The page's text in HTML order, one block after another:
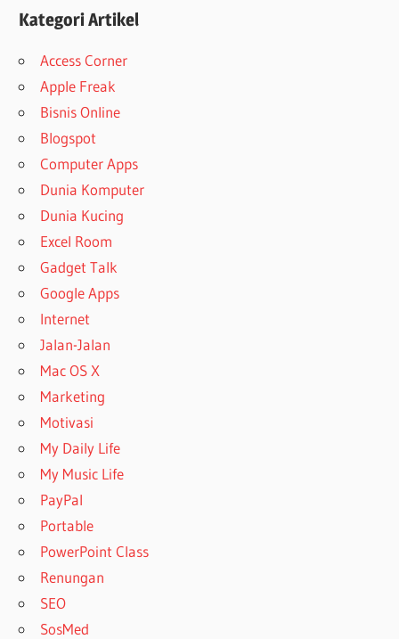
Kategori Artikel
Access Corner
Apple Freak
Bisnis Online
Blogspot
Computer Apps
Dunia Komputer
Dunia Kucing
Excel Room
Gadget Talk
Google Apps
Internet
Jalan-Jalan
Mac OS X
Marketing
Motivasi
My Daily Life
My Music Life
PayPal
Portable
PowerPoint Class
Renungan
SEO
SosMed